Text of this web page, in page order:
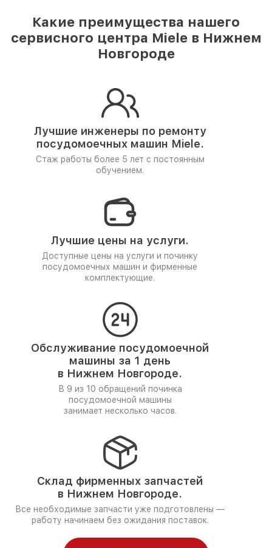
Какие преимущества нашего
сервисного центра Miele в Нижнем
Новгороде
Лучшие инженеры по ремонту
посудомоечных машин Miele.
Стаж работы более 5 лет с постоянным
обучением.
Лучшие цены на услуги.
Доступные цены на услуги и починку
посудомоечных машин и фирменные
комплектующие.
Обслуживание посудомоечной
машины за 1 день
в Нижнем Новгороде.
В 9 из 10 обращений починка
посудомоечной машины
занимает несколько часов.
Склад фирменных запчастей
в Нижнем Новгороде.
Все необходимые запчасти уже подготовлены —
работу начинаем без ожидания поставок.